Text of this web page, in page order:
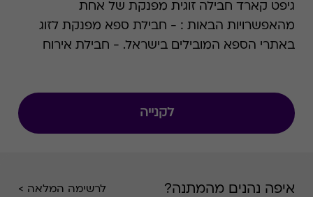
גיפט קארד חבילה זוגית מפנקת של אחת
מהאפשרויות הבאות : - חבילת ספא מפנקת לזוג
באתרי הספא המובילים בישראל. - חבילת אירוח
לתושמת לבך כי שם המוצר השתנה מהחוויה
וכו'.
לקנייה
איפה נהנים מהמתנה? לרשימה המלאה >